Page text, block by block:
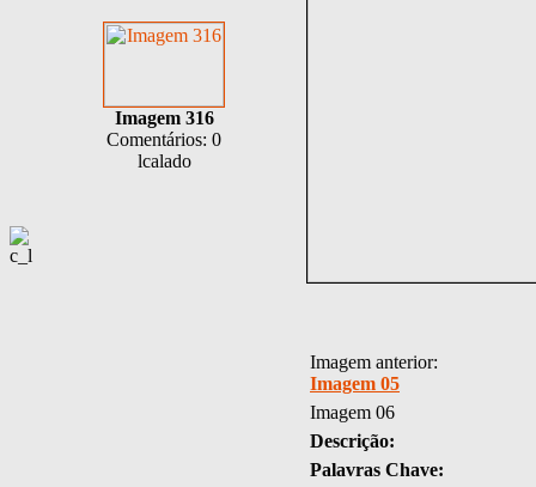
Imagem 316
Comentários: 0
lcalado
Imagem anterior:
Imagem 05
Imagem 06
Descrição:
Palavras Chave: